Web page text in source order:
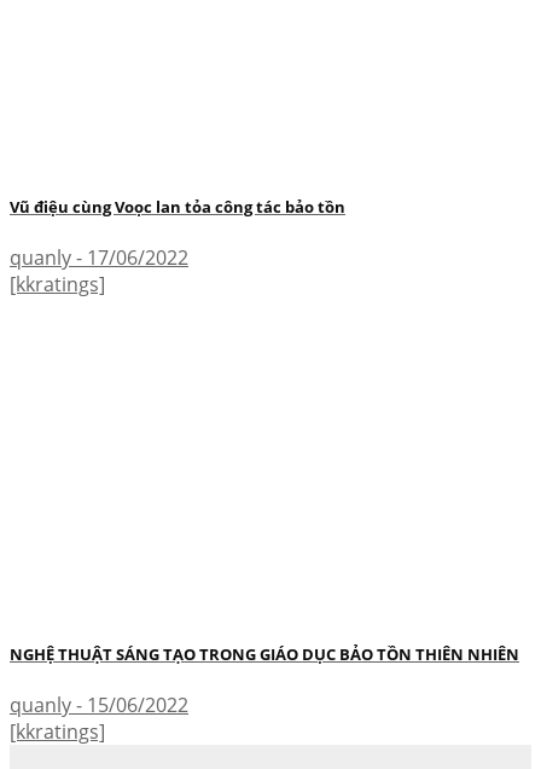
Vũ điệu cùng Voọc lan tỏa công tác bảo tồn
quanly - 17/06/2022
[kkratings]
NGHỆ THUẬT SÁNG TẠO TRONG GIÁO DỤC BẢO TỒN THIÊN NHIÊN
quanly - 15/06/2022
[kkratings]